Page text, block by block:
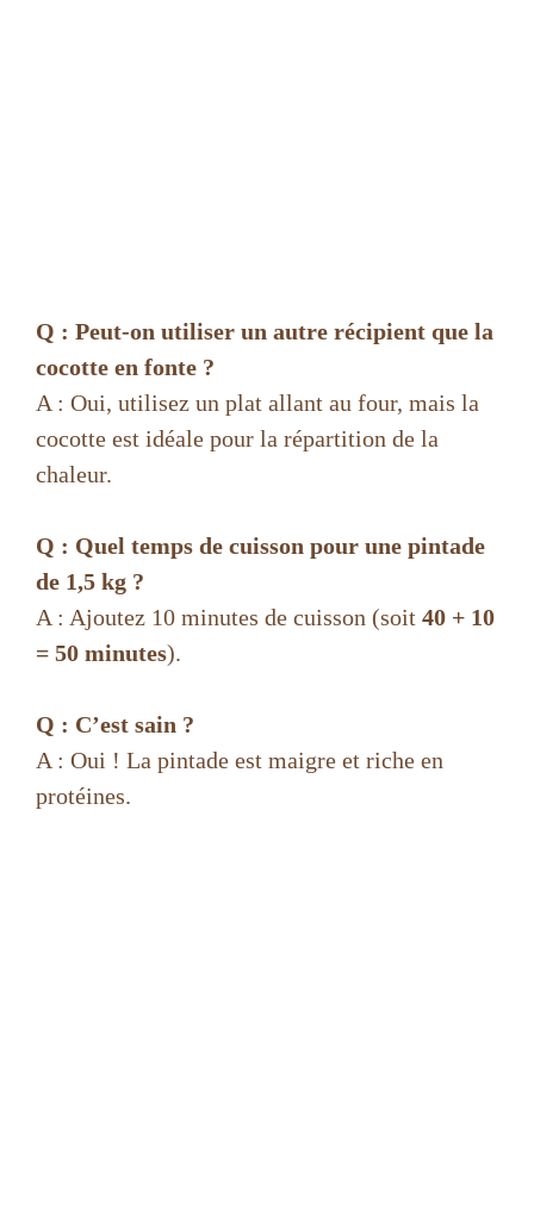
Q : Peut-on utiliser un autre récipient que la
cocotte en fonte ?
A : Oui, utilisez un plat allant au four, mais la
cocotte est idéale pour la répartition de la
chaleur.
Q : Quel temps de cuisson pour une pintade
de 1,5 kg ?
A : Ajoutez 10 minutes de cuisson (soit 40 + 10
= 50 minutes).
Q : C’est sain ?
A : Oui ! La pintade est maigre et riche en
protéines.